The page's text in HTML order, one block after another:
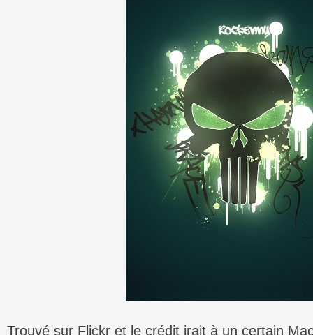
Trouvé sur Flickr et le crédit irait à un certain